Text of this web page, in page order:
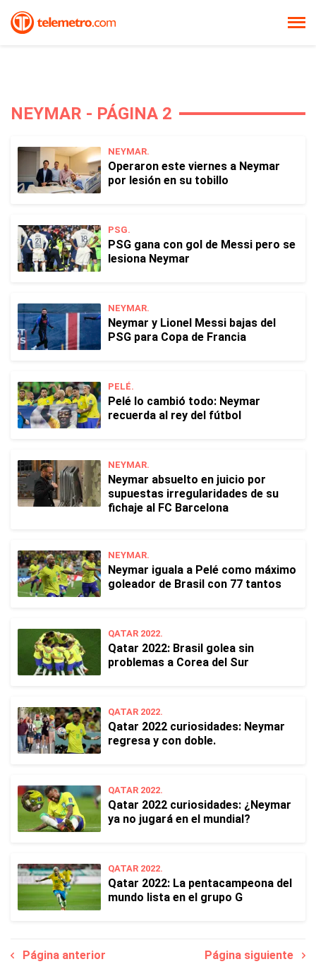
NEYMAR - PÁGINA 2
NEYMAR.
Operaron este viernes a Neymar
por lesión en su tobillo
PSG.
PSG gana con gol de Messi pero se
lesiona Neymar
NEYMAR.
Neymar y Lionel Messi bajas del
PSG para Copa de Francia
PELÉ.
Pelé lo cambió todo: Neymar
recuerda al rey del fútbol
NEYMAR.
Neymar absuelto en juicio por
supuestas irregularidades de su
fichaje al FC Barcelona
NEYMAR.
Neymar iguala a Pelé como máximo
goleador de Brasil con 77 tantos
QATAR 2022.
Qatar 2022: Brasil golea sin
problemas a Corea del Sur
QATAR 2022.
Qatar 2022 curiosidades: Neymar
regresa y con doble.
QATAR 2022.
Qatar 2022 curiosidades: ¿Neymar
ya no jugará en el mundial?
QATAR 2022.
Qatar 2022: La pentacampeona del
mundo lista en el grupo G
Página anterior Página siguiente